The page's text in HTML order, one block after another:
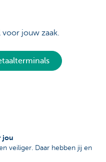
voor jouw zaak.
jou
veiliger. Daar hebben jij en